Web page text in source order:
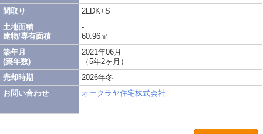
間取り
土地面積
建物/専有面積
築年月
(築年数)
売却時期
お問い合わせ
2LDK+S
-
60.96㎡
2021年06月
（5年2ヶ月）
2026年冬
オークラヤ住宅株式会社